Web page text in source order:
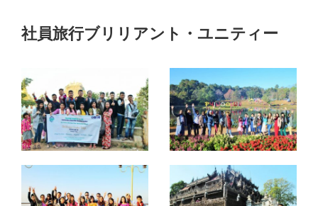
社員旅行ブリリアント・ユニティー